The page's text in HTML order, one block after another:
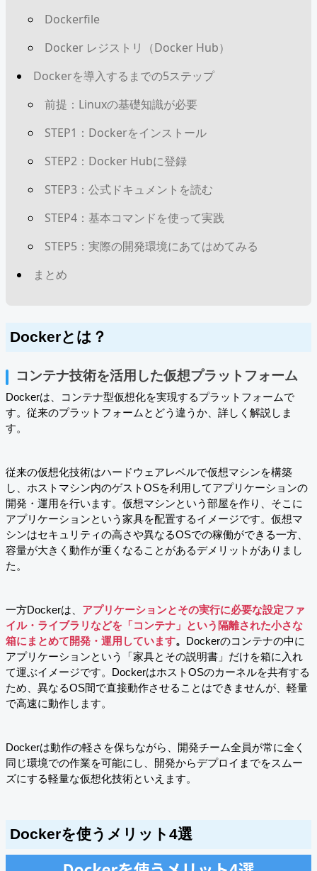
Dockerfile
Docker レジストリ（Docker Hub）
Dockerを導入するまでの5ステップ
前提：Linuxの基礎知識が必要
STEP1：Dockerをインストール
STEP2：Docker Hubに登録
STEP3：公式ドキュメントを読む
STEP4：基本コマンドを使って実践
STEP5：実際の開発環境にあてはめてみる
まとめ
Dockerとは？
コンテナ技術を活用した仮想プラットフォーム
Dockerは、コンテナ型仮想化を実現するプラットフォームで
す。従来のプラットフォームとどう違うか、詳しく解説しま
す。
従来の仮想化技術はハードウェアレベルで仮想マシンを構築
し、ホストマシン内のゲストOSを利用してアプリケーションの
開発・運用を行います。仮想マシンという部屋を作り、そこに
アプリケーションという家具を配置するイメージです。仮想マ
シンはセキュリティの高さや異なるOSでの稼働ができる一方、
容量が大きく動作が重くなることがあるデメリットがありまし
た。
一方Dockerは、 アプリケーションとその実行に必要な設定ファ
イル・ライブラリなどを「コンテナ」という隔離された小さな
箱にまとめて開発・運用しています。
Dockerのコンテナの中に
アプリケーションという「家具とその説明書」だけを箱に入れ
て運ぶイメージです。DockerはホストOSのカーネルを共有する
ため、異なるOS間で直接動作させることはできませんが、軽量
で高速に動作します。
Dockerは動作の軽さを保ちながら、開発チーム全員が常に全く
同じ環境での作業を可能にし、開発からデプロイまでをスムー
ズにする軽量な仮想化技術といえます。
Dockerを使うメリット4選